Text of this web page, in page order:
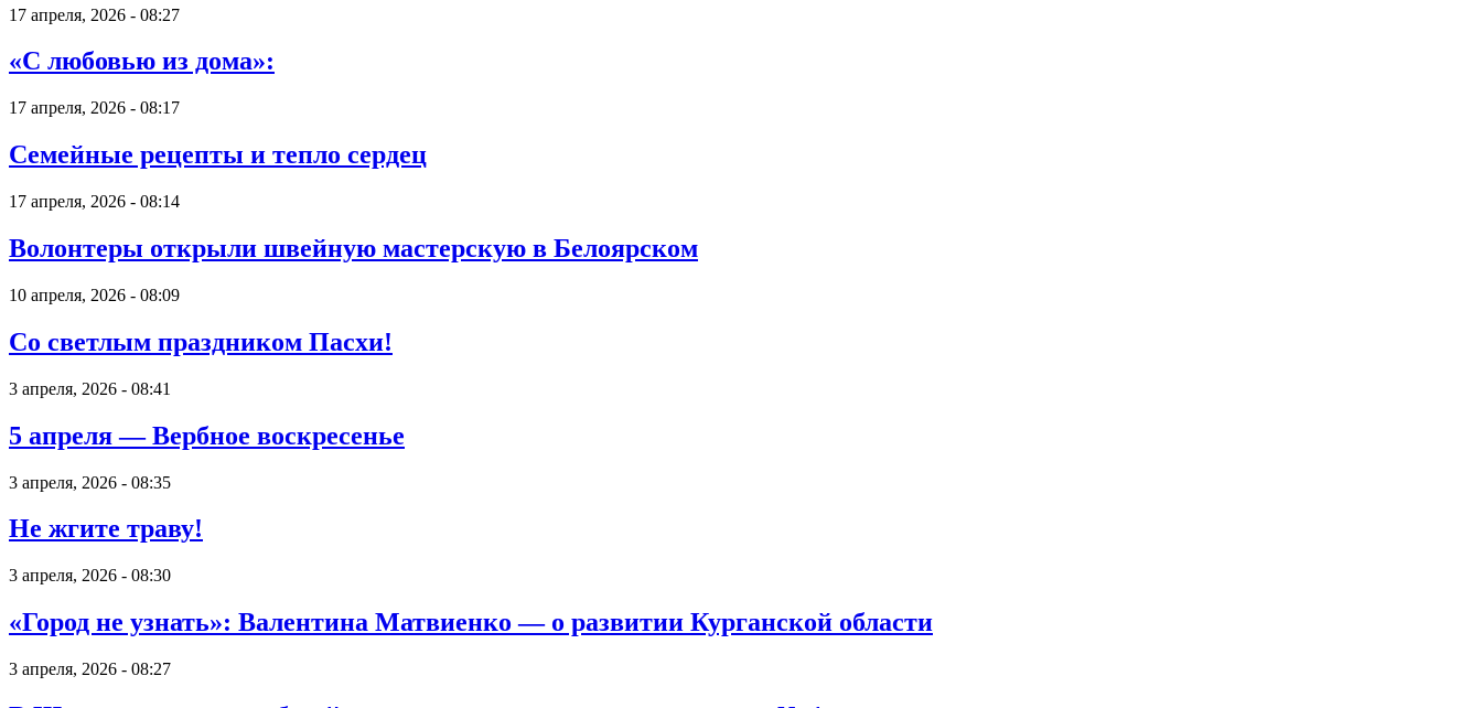
17 апреля, 2026 - 08:27
«С любовью из дома»:
17 апреля, 2026 - 08:17
Семейные рецепты и тепло сердец
17 апреля, 2026 - 08:14
Волонтеры открыли швейную мастерскую в Белоярском
10 апреля, 2026 - 08:09
Со светлым праздником Пасхи!
3 апреля, 2026 - 08:41
5 апреля — Вербное воскресенье
3 апреля, 2026 - 08:35
Не жгите траву!
3 апреля, 2026 - 08:30
«Город не узнать»: Валентина Матвиенко — о развитии Курганской области
3 апреля, 2026 - 08:27